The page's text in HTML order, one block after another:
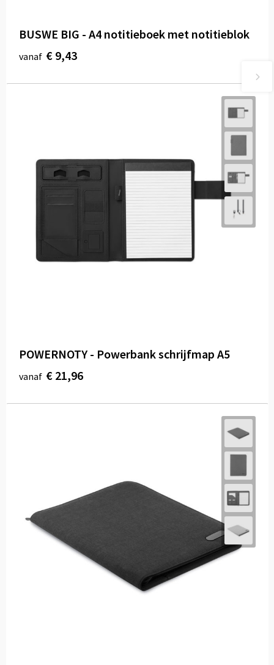
BUSWE BIG - A4 notitieboek met notitieblok
vanaf € 9,43
POWERNOTY - Powerbank schrijfmap A5
vanaf € 21,96